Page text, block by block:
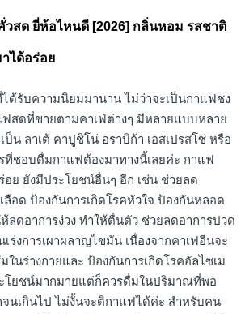
วสด ยี่ห้อไหนดี [2026] กลิ่นหอม รสชาติ
ได้อร่อย
ด้รับความนิยมมานาน ไม่ว่าจะเป็นกาแฟชง
สดที่ขายตามคาเฟ่ต่างๆ มีหลายแบบหลาย
ป็น ลาเต้ คาปูชิโน่ อราบิก้า เอสเปรสโซ่ หรือ
ที่ชอบดื่มกาแฟต้องมาทางนี้เลยค่ะ กาแฟ
ย ยังมีประโยชน์อื่นๆ อีก เช่น ช่วยลด
ลือด ป้องกันการเกิดโรคหัวใจ ป้องกันหลอด
ลดอาการง่วง ทำให้ตื่นตัว ช่วยลดอาการปวด
ร่งการเผาผลาญไขมัน เนื่องจากคาเฟอีนจะ
นร่างกายและ ป้องกันการเกิดโรคอัลไซเม
โยชน์มากมายแต่ก็ควรดื่มในปริมาณที่พอ
จนเกินไป ไม่งั้นจะติกาแฟได้ค่ะ สำหรับคน